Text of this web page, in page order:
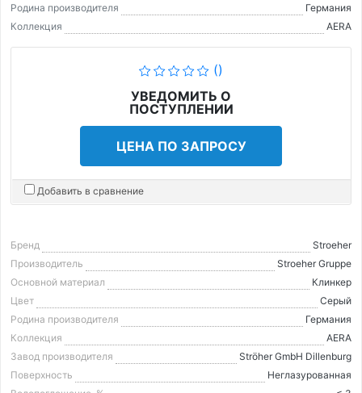
Родина производителя
Германия
Коллекция
AERA
()
УВЕДОМИТЬ О
ПОСТУПЛЕНИИ
ЦЕНА ПО ЗАПРОСУ
Добавить в сравнение
Бренд
Stroeher
Производитель
Stroeher Gruppe
Основной материал
Клинкер
Цвет
Серый
Родина производителя
Германия
Коллекция
AERA
Завод производителя
Ströher GmbH Dillenburg
Поверхность
Неглазурованная